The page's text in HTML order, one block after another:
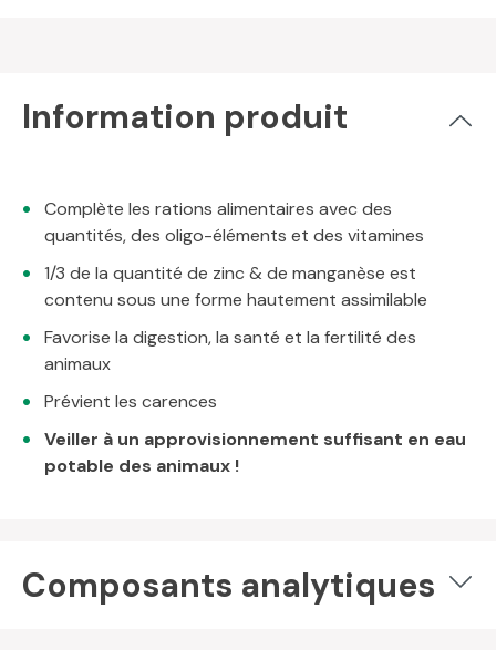
Information produit
Complète les rations alimentaires avec des
quantités, des oligo-éléments et des vitamines
1/3 de la quantité de zinc & de manganèse est
contenu sous une forme hautement assimilable
Favorise la digestion, la santé et la fertilité des
animaux
Prévient les carences
Veiller à un approvisionnement suffisant en eau
potable des animaux !
Composants analytiques